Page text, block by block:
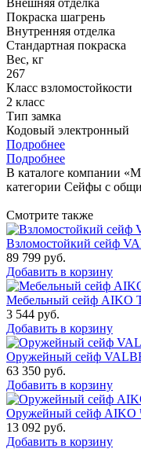
Покраска шагрень
Внутренняя отделка
Стандартная покраска
Вес, кг
267
Класс взломостойкости
2 класс
Тип замка
Кодовый электронный
Подробнее
Подробнее
В каталоге компании
категории Сейфы с
Смотрите также
Взломостойкий сейф
89 799 руб.
Добавить в корзину
Мебельный сейф AIKO
3 544 руб.
Добавить в корзину
Оружейный сейф
63 350 руб.
Добавить в корзину
Оружейный сейф
13 092 руб.
Добавить в корзину